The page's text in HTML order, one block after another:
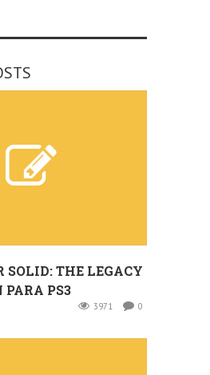
SOLID: THE LEGACY
PARA PS3
3971 0